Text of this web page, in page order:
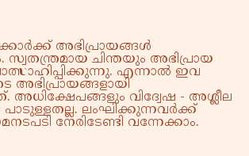
അഭിപ്രായങ്ങൾ
സ്വതന്ത്രമായ ചിന്തയും അഭിപ്രായ
എന്നാൽ ഇവ
അഭിപ്രായങ്ങളായി
വിദ്വേഷ - അശ്ലീല
ലംഘിക്കുന്നവർക്ക്
നേരിടേണ്ടി വന്നേക്കാം.